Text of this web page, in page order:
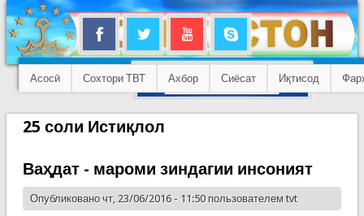
Асосӣ Сохтори ТВТ Ахбор Сиёсат Иқтисод
25 соли Истиқлол
Ваҳдат - мароми зиндагии инсоният
Опубликовано чт, 23/06/2016 - 11:50 пользователем tvt